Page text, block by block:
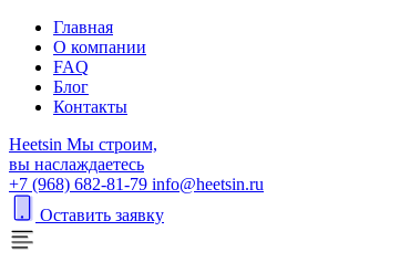
Главная
О компании
FAQ
Блог
Контакты
Heetsin Мы строим,
вы наслаждаетесь
+7 (968) 682-81-79 info@heetsin.ru
Оставить заявку